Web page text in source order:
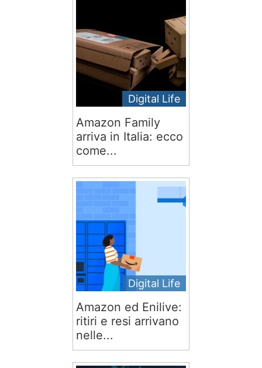
Digital Life
Amazon Family
arriva in Italia: ecco
come...
Digital Life
Amazon ed Enilive:
ritiri e resi arrivano
nelle...